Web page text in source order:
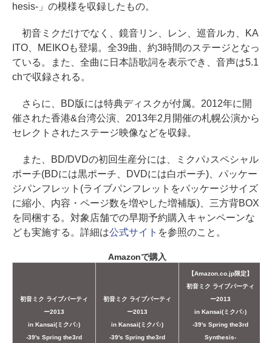
hesis-」の模様を収録したもの。
初音ミクだけでなく、鏡音リン、レン、巡音ルカ、KA
ITO、MEIKOも登場。全39曲、約3時間のステージとなっ
ている。また、全曲に日本語歌詞を表示でき、音声は5.1
chで収録される。
さらに、BD版には特典ディスクが付属。2012年に開
催された香港&台湾公演、2013年2月開催の札幌公演から
セレクトされたステージ映像などを収録。
また、BD/DVDの初回生産分には、ミクパ♪スペシャル
ポーチ(BDには黒ポーチ、DVDには白ポーチ)、パッケー
ジパンフレット(ライブパンフレットをパッケージサイズ
に縮小、内容・ページ数を増やした増補版)、三方背BOX
を同梱する。対象店舗での早期予約購入キャンペーンな
ども実施する。詳細は公式サイト を参照のこと。
Amazonで購入
初音ミク ライブパーティ
ー2013
in Kansai(ミクパ♪)
-39's Spring the3rd
初音ミク ライブパーティ
ー2013
in Kansai(ミクパ♪)
-39's Spring the3rd
【Amazon.co.jp限定】
初音ミク ライブパーティ
ー2013
in Kansai(ミクパ♪)
-39's Spring the3rd
Synthesis-